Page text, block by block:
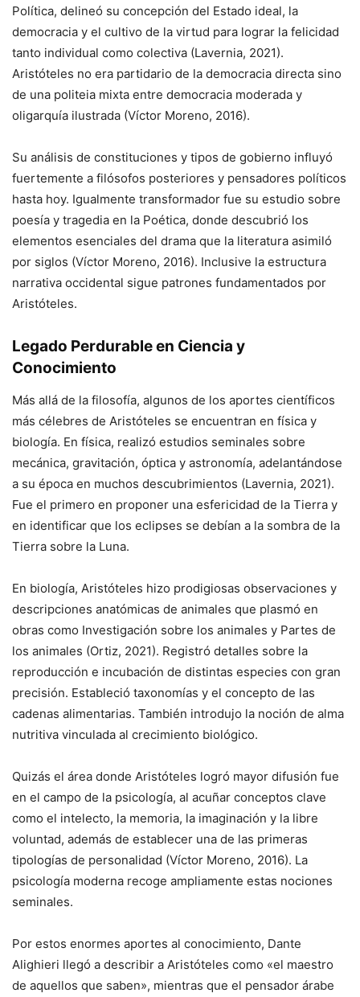
Política, delineó su concepción del Estado ideal, la
democracia y el cultivo de la virtud para lograr la felicidad
tanto individual como colectiva (Lavernia, 2021).
Aristóteles no era partidario de la democracia directa sino
de una politeia mixta entre democracia moderada y
oligarquía ilustrada (Víctor Moreno, 2016).
Su análisis de constituciones y tipos de gobierno influyó
fuertemente a filósofos posteriores y pensadores políticos
hasta hoy. Igualmente transformador fue su estudio sobre
poesía y tragedia en la Poética, donde descubrió los
elementos esenciales del drama que la literatura asimiló
por siglos (Víctor Moreno, 2016). Inclusive la estructura
narrativa occidental sigue patrones fundamentados por
Aristóteles.
Legado Perdurable en Ciencia y
Conocimiento
Más allá de la filosofía, algunos de los aportes científicos
más célebres de Aristóteles se encuentran en física y
biología. En física, realizó estudios seminales sobre
mecánica, gravitación, óptica y astronomía, adelantándose
a su época en muchos descubrimientos (Lavernia, 2021).
Fue el primero en proponer una esfericidad de la Tierra y
en identificar que los eclipses se debían a la sombra de la
Tierra sobre la Luna.
En biología, Aristóteles hizo prodigiosas observaciones y
descripciones anatómicas de animales que plasmó en
obras como Investigación sobre los animales y Partes de
los animales (Ortiz, 2021). Registró detalles sobre la
reproducción e incubación de distintas especies con gran
precisión. Estableció taxonomías y el concepto de las
cadenas alimentarias. También introdujo la noción de alma
nutritiva vinculada al crecimiento biológico.
Quizás el área donde Aristóteles logró mayor difusión fue
en el campo de la psicología, al acuñar conceptos clave
como el intelecto, la memoria, la imaginación y la libre
voluntad, además de establecer una de las primeras
tipologías de personalidad (Víctor Moreno, 2016). La
psicología moderna recoge ampliamente estas nociones
seminales.
Por estos enormes aportes al conocimiento, Dante
Alighieri llegó a describir a Aristóteles como «el maestro
de aquellos que saben», mientras que el pensador árabe